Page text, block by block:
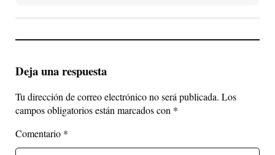
Deja una respuesta
Tu dirección de correo electrónico no será publicada. Los
campos obligatorios están marcados con *
Comentario *